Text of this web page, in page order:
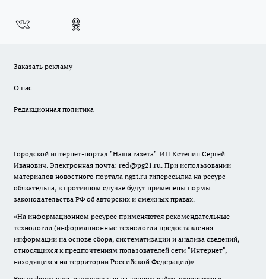
Заказать рекламу
О нас
Редакционная политика
Городской интернет-портал "Наша газета". ИП Кстенин Сергей
Иванович. Электронная почта: red@pg21.ru. При использовании
материалов новостного портала ngzt.ru гиперссылка на ресурс
обязательна, в противном случае будут применены нормы
законодательства РФ об авторских и смежных правах.
«На информационном ресурсе применяются рекомендательные
технологии (информационные технологии предоставления
информации на основе сбора, систематизации и анализа сведений,
относящихся к предпочтениям пользователей сети "Интернет",
находящихся на территории Российской Федерации)».